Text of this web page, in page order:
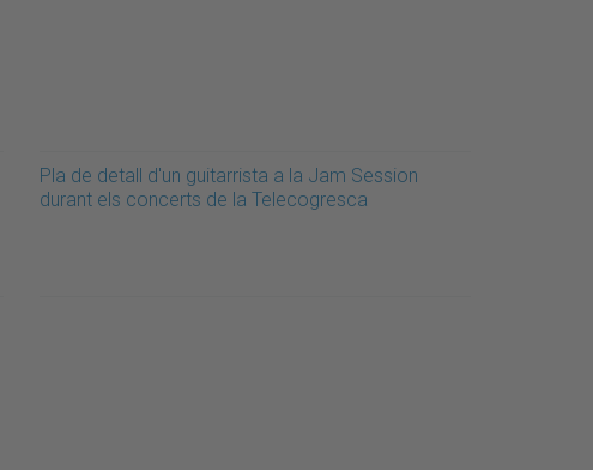
Pla de detall d'un guitarrista a la Jam Session
durant els concerts de la Telecogresca